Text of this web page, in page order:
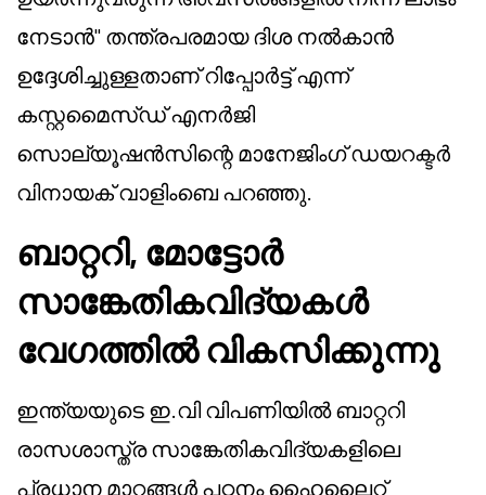
നേടാൻ" തന്ത്രപരമായ ദിശ നൽകാൻ
ഉദ്ദേശിച്ചുള്ളതാണ് റിപ്പോർട്ട് എന്ന്
കസ്റ്റമൈസ്ഡ് എനർജി
സൊല്യൂഷൻസിന്റെ മാനേജിംഗ് ഡയറക്ടർ
വിനായക് വാളിംബെ പറഞ്ഞു.
ബാറ്ററി, മോട്ടോർ
സാങ്കേതികവിദ്യകൾ
വേഗത്തിൽ വികസിക്കുന്നു
ഇന്ത്യയുടെ ഇ.വി വിപണിയിൽ ബാറ്ററി
രാസശാസ്ത്ര സാങ്കേതികവിദ്യകളിലെ
പ്രധാന മാറ്റങ്ങൾ പഠനം ഹൈലൈറ്റ്